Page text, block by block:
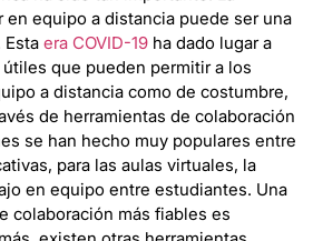
en equipo a distancia puede ser una
era COVID-19 ha dado lugar a
que pueden permitir a los
a distancia como de costumbre,
de herramientas de colaboración
se han hecho muy populares entre
para las aulas virtuales, la
en equipo entre estudiantes. Una
colaboración más fiables es